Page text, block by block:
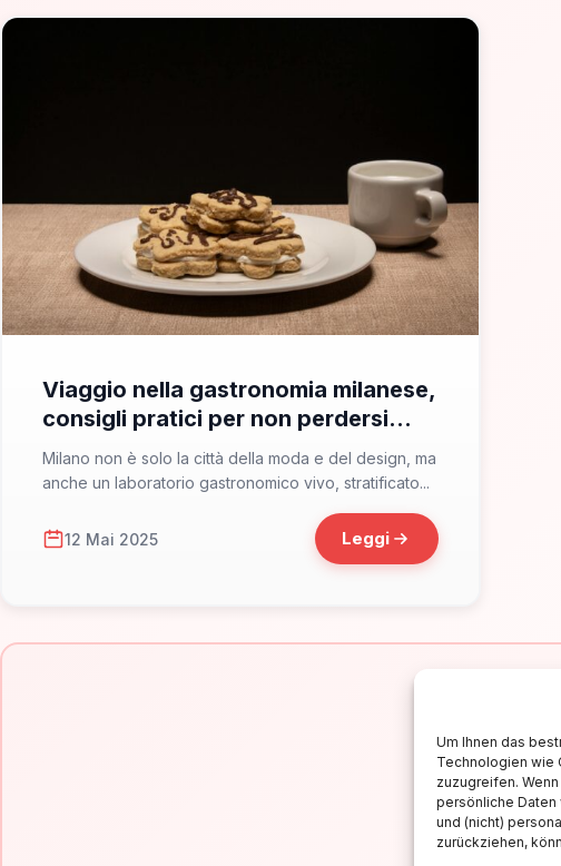
Um Ihnen das
Technologien wie
zuzugreifen.
persönliche
und (nicht)
zurückziehen,
Viaggio nella gastronomia milanese,
consigli pratici per non perdersi
nulla
Milano non è solo la città della moda e del design, ma
anche un laboratorio gastronomico vivo, stratificato...
12 Mai 2025 Leggi
Iscriviti